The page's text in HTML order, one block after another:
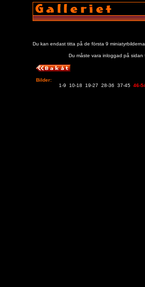
Du kan endast titta på de första 9
Du måste vara inloggad på
Bilder:
1-9
10-18 19-27 28-36 37-45 46-